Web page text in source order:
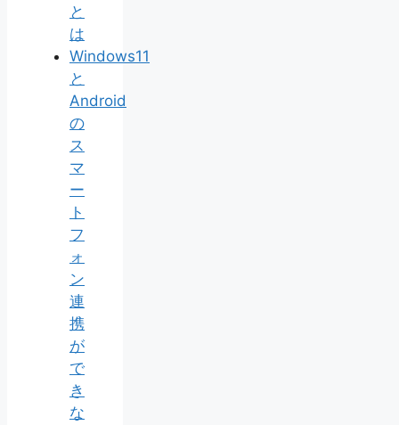
と
は
Windows11
と
Android
の
ス
マ
ー
ト
フ
ォ
ン
連
携
が
で
き
な